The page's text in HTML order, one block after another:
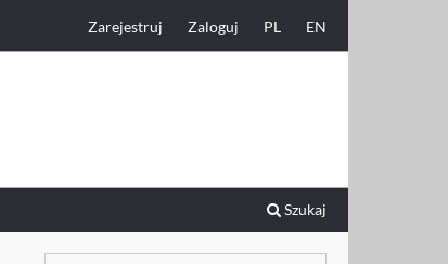
Szukaj
Zarejestruj Zaloguj PL EN